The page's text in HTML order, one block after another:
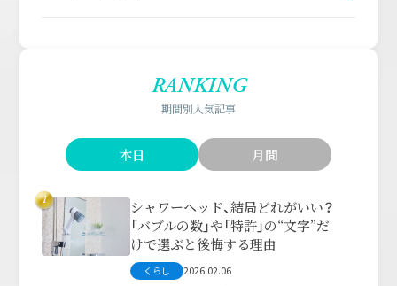
RANKING
期間別人気記事
本日 月間
1
シャワーヘッド、結局どれがいい？
「バブルの数」や「特許」の“文字”だ
けで選ぶと後悔する理由
くらし 2026.02.06